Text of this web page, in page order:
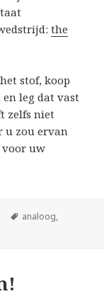
the
stof, koop
leg dat vast
zelfs niet
u zou ervan
voor uw
Tags
analoog,